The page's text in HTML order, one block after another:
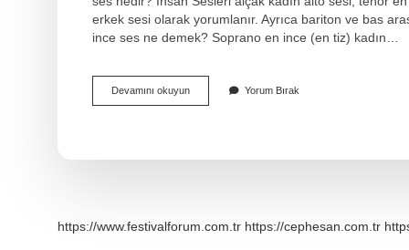
erkek sesi olarak yorumlanır. Ayrıca bariton ve bas
ince ses ne demek? Soprano en ince (en tiz) kadın…
Devamını okuyunMüzikte
Ince
Nelerdir
Yorum Bırak
https://www.festivalforum.com.tr https://cephesan.com.tr